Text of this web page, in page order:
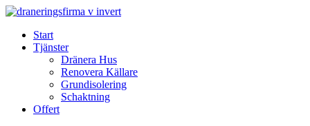
Skip
contentStart
Tjänster
Dränera Hus
Renovera Källare
Grundisolering
Schaktning
Offert